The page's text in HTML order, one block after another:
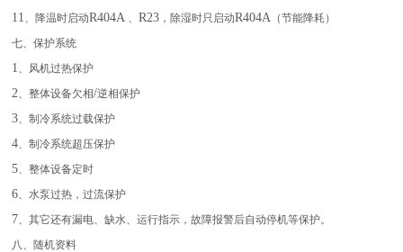
11、降温时启动R404A 、R23 ，除湿时只启动R404A （节能降耗）
七、保护系统
1、风机过热保护
2、整体设备欠相/逆相保护
3、制冷系统过载保护
4、制冷系统超压保护
5、整体设备定时
6、水泵过热，过流保护
7、其它还有漏电、缺水、运行指示，故障报警后自动停机等保护。
八、随机资料